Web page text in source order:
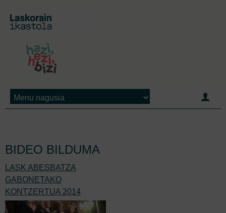
BIDEO BILDUMA
LASK ABESBATZA
GABONETAKO
KONTZERTUA 2014